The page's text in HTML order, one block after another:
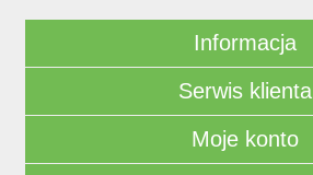
Informacja
Serwis klienta
Moje konto